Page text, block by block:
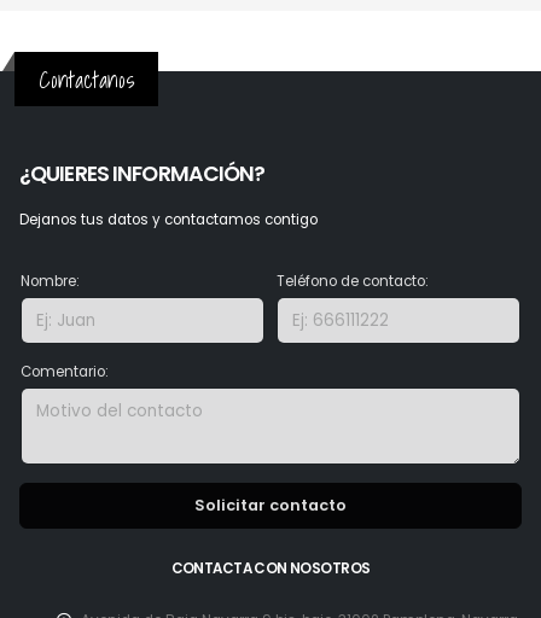
Contactanos
¿QUIERES INFORMACIÓN?
Dejanos tus datos y contactamos contigo
Nombre: Teléfono de contacto:
Comentario:
Solicitar contacto
CONTACTA CON NOSOTROS